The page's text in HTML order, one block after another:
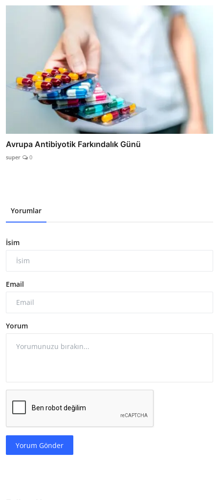
Avrupa Antibiyotik Farkındalık Günü
super 0
Yorumlar
İsim
Email
Yorum
Yorum Gönder